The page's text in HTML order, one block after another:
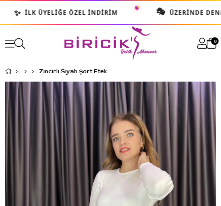
İLK ÜYELIĞE ÖZEL İNDIRIM ÜZERINDE DENE
0
Zincirli Siyah Şort Etek